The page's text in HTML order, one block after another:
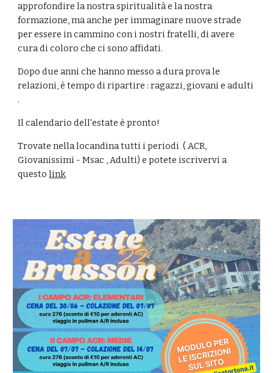
approfondire la nostra spiritualità e la nostra
formazione, ma anche per immaginare nuove strade
per essere in cammino con i nostri fratelli, di avere
cura di coloro che ci sono affidati.
Dopo due anni che hanno messo a dura prova le
relazioni, è tempo di ripartire : ragazzi, giovani e adulti
.
Il calendario dell'estate è pronto!
Trovate nella locandina tutti i periodi ( ACR,
Giovanissimi - Msac , Adulti) e potete iscrivervi a
questolink